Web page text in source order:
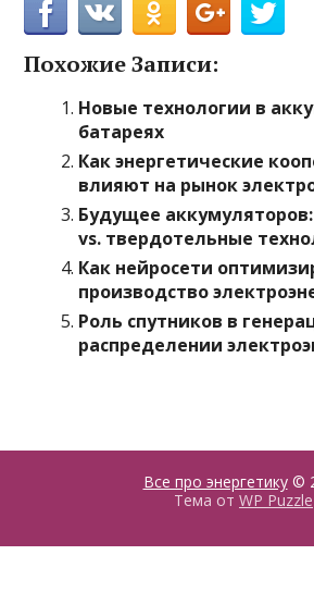
Похожие Записи:
Новые технологии в
батареях
Как энергетические
влияют на рынок
Будущее
vs. твердотельные
Как нейросети
производство
Роль спутников в
распределении
Все про энергетику©
Тема от WP Puzzle